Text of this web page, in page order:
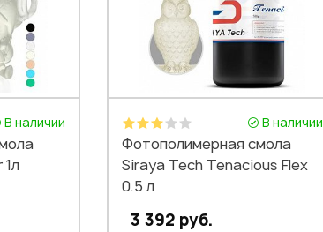
В наличии В наличии
Фотополимерная смола
Siraya Tech Tenacious Flex
0.5 л
3 392 руб.